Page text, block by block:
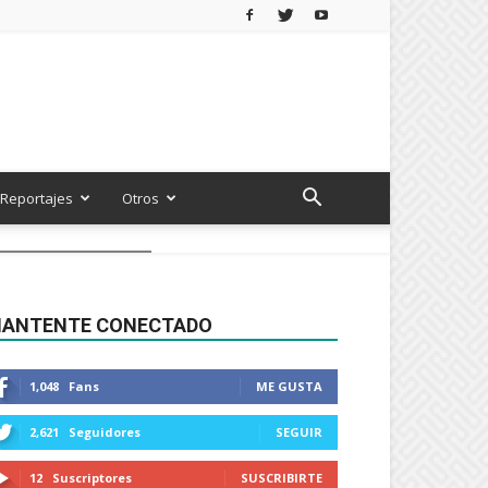
Reportajes Otros
CONECTADO
1,048 Fans ME GUSTA
2,621 Seguidores SEGUIR
12 Suscriptores SUSCRIBIRTE